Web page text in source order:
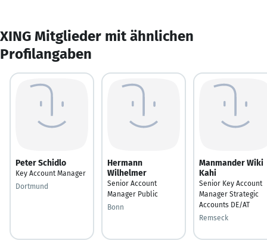
XING Mitglieder mit ähnlichen
Profilangaben
Peter Schidlo
Key Account Manager
Dortmund
Hermann
Wilhelmer
Senior Account
Manager Public
Bonn
Manmander Wiki
Kahi
Senior Key Account
Manager Strategic
Accounts DE/AT
Remseck